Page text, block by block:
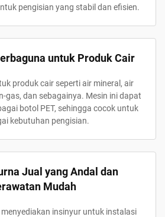
pengisian yang stabil dan efisien.
untuk Produk Cair
produk cair seperti air mineral, air
gas, dan sebagainya. Mesin ini dapat
botol PET, sehingga cocok untuk
kebutuhan pengisian.
Jual yang Andal dan
Mudah
insinyur untuk instalasi